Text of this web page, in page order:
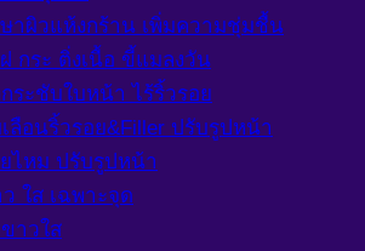
าผิวแห้งกร้าน เพิ่มความชุ่มชื้น
กระ ติ่งเนื้อ ขี้แมลงวัน
ระชับใบหน้า ไร้ริ้วรอย
ลือนริ้วรอย&Filler ปรับรูปหน้า
ไหม ปรับรูปหน้า
ใส เฉพาะจุด
าวใส